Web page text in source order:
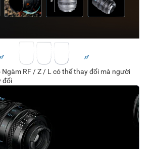
RF / Z / L có thể thay đổi mà người
đổi